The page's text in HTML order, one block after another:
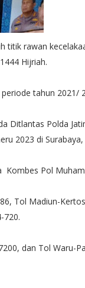
titik rawan
Hijriah.
tahun 2021/
Ditlantas Polda
2023 di
Kombes Pol
Tol Madiun-
720.
dan Tol Waru-